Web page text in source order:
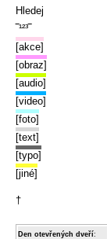
Hledej
‾¹²³‾
[akce]
[obraz]
[audio]
[video]
[foto]
[text]
[typo]
[jiné]
†
Den otevřených dveří: